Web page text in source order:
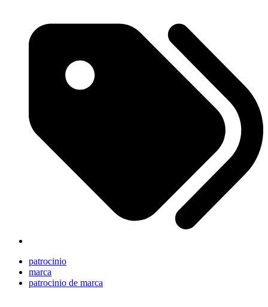
patrocinio
marca
patrocinio de marca